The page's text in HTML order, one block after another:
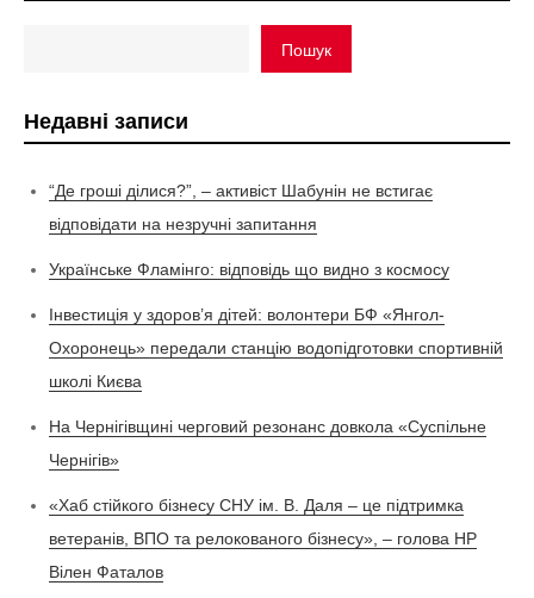
Пошук
Недавні записи
“Де гроші ділися?”, – активіст Шабунін не встигає
відповідати на незручні запитання
Українське Фламінго: відповідь що видно з космосу
Інвестиція у здоров’я дітей: волонтери БФ «Янгол-
Охоронець» передали станцію водопідготовки спортивній
школі Києва
На Чернігівщині черговий резонанс довкола «Суспільне
Чернігів»
«Хаб стійкого бізнесу СНУ ім. В. Даля – це підтримка
ветеранів, ВПО та релокованого бізнесу», – голова НР
Вілен Фаталов